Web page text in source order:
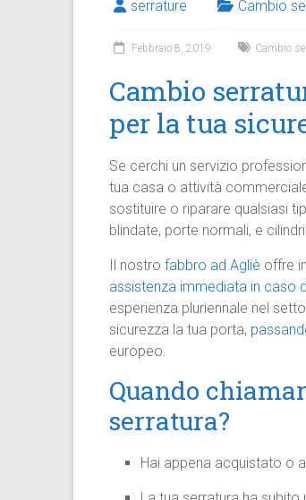
serrature Cambio
Febbraio 8, 2019 Cambio
Cambio
per la tua
Se cerchi un servizio
tua casa o attività
sostituire o riparare qualsiasi
blindate, porte normali, e
Il nostro fabbro ad Agliè offre
assistenza immediata in caso
esperienza pluriennale nel
sicurezza la tua porta,
europeo.
Quando
serratura?
Hai appena acquistato o